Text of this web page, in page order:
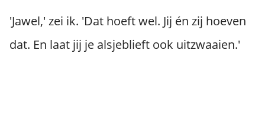
'Jawel,' zei ik. 'Dat hoeft wel. Jij én zij hoeven
dat. En laat jij je alsjeblieft ook uitzwaaien.'